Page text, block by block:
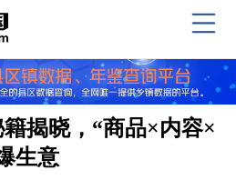
揭晓，“商品×内容×
生意